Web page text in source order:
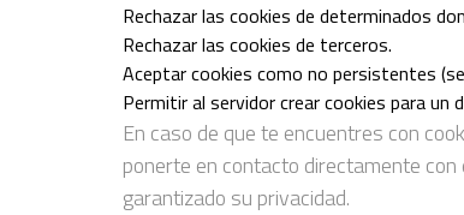
Rechazar las cookies de determinados
Rechazar las cookies de terceros.
Aceptar cookies como no persistentes
Permitir al servidor crear cookies para un
En caso de que te encuentres con
ponerte en contacto directamente
garantizado su privacidad.